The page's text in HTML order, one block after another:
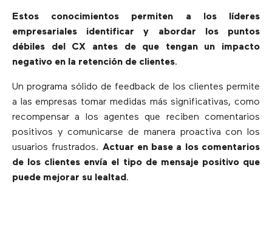
Estos conocimientos permiten a los líderes
empresariales identificar y abordar los puntos
débiles del CX antes de que tengan un impacto
negativo en la retención de clientes.
Un programa sólido de feedback de los clientes permite
a las empresas tomar medidas más significativas, como
recompensar a los agentes que reciben comentarios
positivos y comunicarse de manera proactiva con los
usuarios frustrados. Actuar en base a los comentarios
de los clientes envía el tipo de mensaje positivo que
puede mejorar su lealtad .